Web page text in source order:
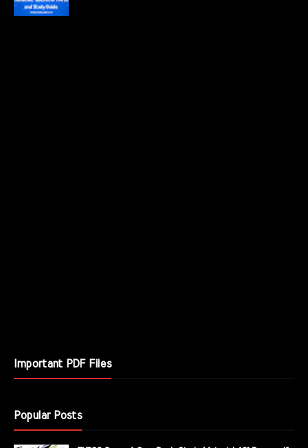
Important PDF Files
Popular Posts